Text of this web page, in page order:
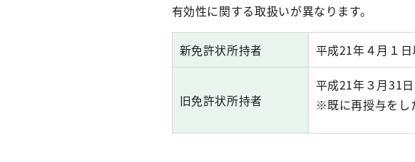
有効性に関する取扱いが異なります。
新免許状所持者 平成21年４月１
旧免許状所持者
平成21年３月31
※既に再授与をし